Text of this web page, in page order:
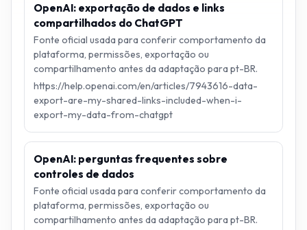
OpenAI: exportação de dados e links
compartilhados do ChatGPT
Fonte oficial usada para conferir comportamento da
plataforma, permissões, exportação ou
compartilhamento antes da adaptação para pt-BR.
https://help.openai.com/en/articles/7943616-data-
export-are-my-shared-links-included-when-i-
export-my-data-from-chatgpt
OpenAI: perguntas frequentes sobre
controles de dados
Fonte oficial usada para conferir comportamento da
plataforma, permissões, exportação ou
compartilhamento antes da adaptação para pt-BR.